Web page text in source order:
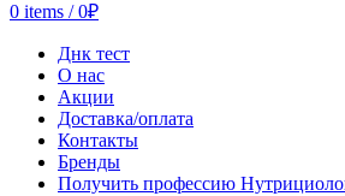
0 items / 0₽
Днк тест
О нас
Акции
Доставка/оплата
Контакты
Бренды
Получить профессию